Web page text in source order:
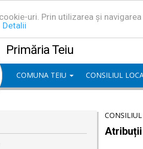
uri. Prin utilizarea și
Detalii
Primăria Teiu
COMUNA TEIU CONSILIUL
Atribuții